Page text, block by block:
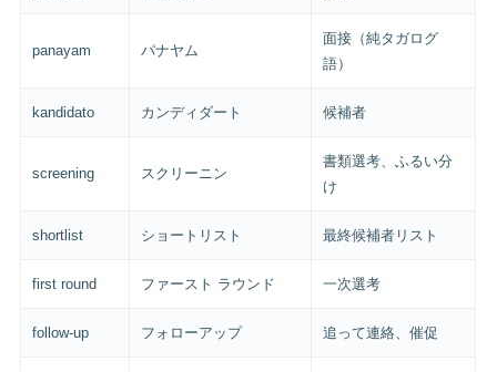
panayam パナヤム
面接（純タガログ
語）
kandidato カンディダート 候補者
screening スクリーニン
書類選考、ふるい分
け
shortlist ショートリスト 最終候補者リスト
first round ファースト ラウンド 一次選考
follow-up フォローアップ 追って連絡、催促